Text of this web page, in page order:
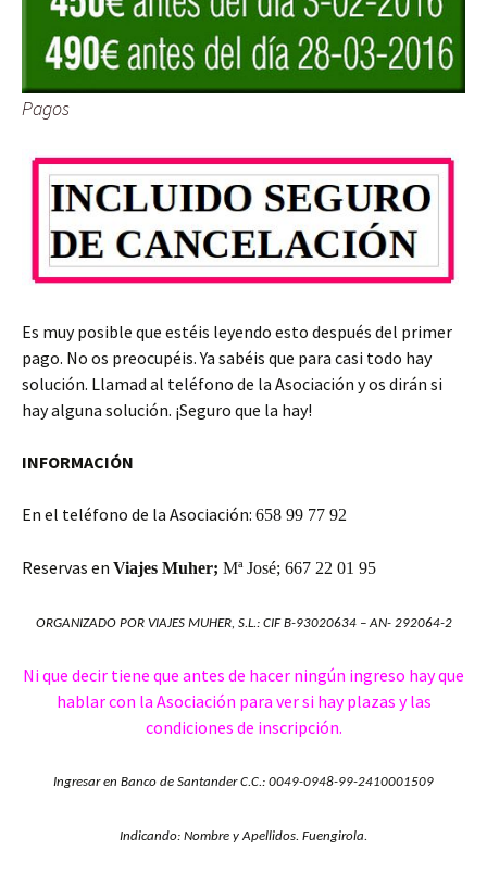
Pagos
Es muy posible que estéis leyendo esto después del primer
pago. No os preocupéis. Ya sabéis que para casi todo hay
solución. Llamad al teléfono de la Asociación y os dirán si
hay alguna solución. ¡Seguro que la hay!
INFORMACIÓN
En el teléfono de la Asociación: 658 99 77 92
Reservas en Viajes Muher; Mª José; 667 22 01 95
ORGANIZADO POR VIAJES MUHER, S.L.: CIF B-93020634 – AN- 292064-2
Ni que decir tiene que antes de hacer ningún ingreso hay que
hablar con la Asociación para ver si hay plazas y las
condiciones de inscripción.
Ingresar en Banco de Santander C.C.: 0049-0948-99-2410001509
Indicando: Nombre y Apellidos. Fuengirola.